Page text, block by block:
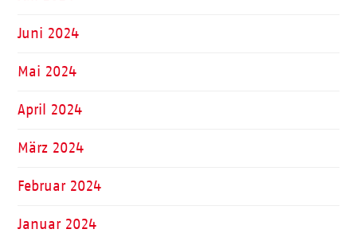
Juni 2024
Mai 2024
April 2024
März 2024
Februar 2024
Januar 2024